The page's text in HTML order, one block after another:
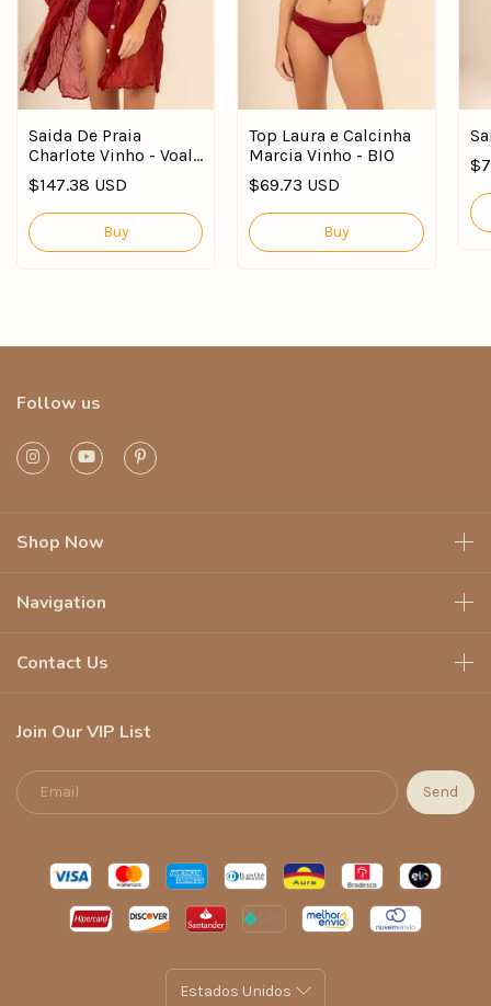
Saida De Praia
Charlote Vinho - Voal
De Seda
$147.38 USD
Buy
Top Laura e Calcinha
Marcia Vinho - BIO
$69.73 USD
Buy
Follow us
Shop Now
Navigation
Contact Us
Join Our VIP List